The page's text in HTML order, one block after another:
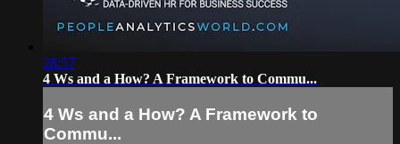
28:57
4 Ws and a How? A Framework to Commu...
4 Ws and a How? A Framework to
Commu...